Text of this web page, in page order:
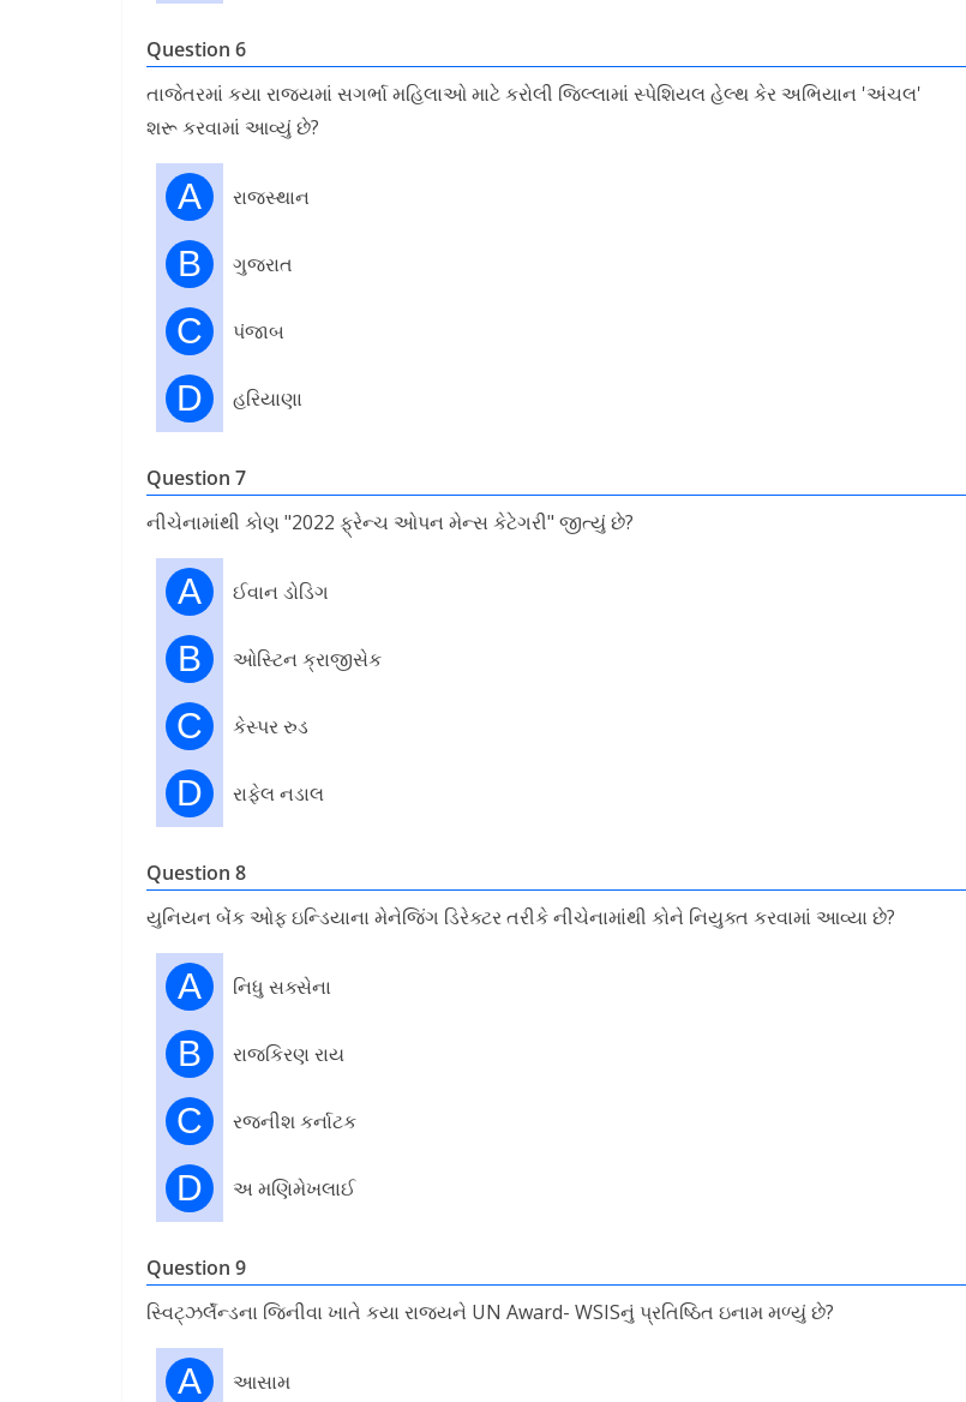
Question 6
તાજેતરમાં કયા રાજ્યમાં સગર્ભા મહિલાઓ માટે કરોલી જિલ્લામાં સ્પેશિયલ હેલ્થ કેર અભિયાન 'અંચલ'
શરૂ કરવામાં આવ્યું છે?
A રાજસ્થાન
B ગુજરાત
C પંજાબ
D હરિયાણા
Question 7
નીચેનામાંથી કોણ "2022 ફ્રેન્ચ ઓપન મેન્સ કેટેગરી" જીત્યું છે?
A ઈવાન ડોડિગ
B ઓસ્ટિન ક્રાજીસેક
C કેસ્પર રુડ
D રાફેલ નડાલ
Question 8
યુનિયન બેંક ઓફ ઇન્ડિયાના મેનેજિંગ ડિરેક્ટર તરીકે નીચેનામાંથી કોને નિયુક્ત કરવામાં આવ્યા છે?
A નિધુ સક્સેના
B રાજકિરણ રાય
C રજનીશ કર્નાટક
D અ મણિમેખલાઈ
Question 9
સ્વિટ્ઝર્લૅન્ડના જિનીવા ખાતે કયા રાજ્યને UN Award- WSISનું પ્રતિષ્ઠિત ઇનામ મળ્યું છે?
A આસામ